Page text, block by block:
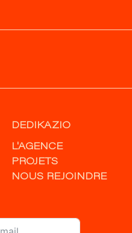
DEDIKAZIO
L'AGENCE
PROJETS
NOUS REJOINDRE